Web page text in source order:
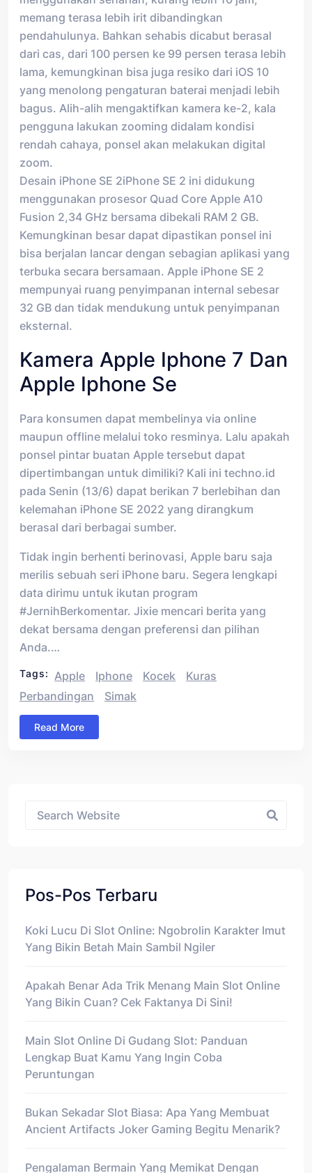
memang terasa lebih irit dibandingkan
pendahulunya. Bahkan sehabis dicabut berasal
dari cas, dari 100 persen ke 99 persen terasa lebih
lama, kemungkinan bisa juga resiko dari iOS 10
yang menolong pengaturan baterai menjadi lebih
bagus. Alih-alih mengaktifkan kamera ke-2, kala
pengguna lakukan zooming didalam kondisi
rendah cahaya, ponsel akan melakukan digital
zoom.
Desain iPhone SE 2iPhone SE 2 ini didukung
menggunakan prosesor Quad Core Apple A10
Fusion 2,34 GHz bersama dibekali RAM 2 GB.
Kemungkinan besar dapat dipastikan ponsel ini
bisa berjalan lancar dengan sebagian aplikasi yang
terbuka secara bersamaan. Apple iPhone SE 2
mempunyai ruang penyimpanan internal sebesar
32 GB dan tidak mendukung untuk penyimpanan
eksternal.
Kamera Apple Iphone 7 Dan
Apple Iphone Se
Para konsumen dapat membelinya via online
maupun offline melalui toko resminya. Lalu apakah
ponsel pintar buatan Apple tersebut dapat
dipertimbangan untuk dimiliki? Kali ini techno.id
pada Senin (13/6) dapat berikan 7 berlebihan dan
kelemahan iPhone SE 2022 yang dirangkum
berasal dari berbagai sumber.
Tidak ingin berhenti berinovasi, Apple baru saja
merilis sebuah seri iPhone baru. Segera lengkapi
data dirimu untuk ikutan program
#JernihBerkomentar. Jixie mencari berita yang
dekat bersama dengan preferensi dan pilihan
Anda.…
Tags: Apple Iphone Kocek
Kuras
Perbandingan
Simak
Read More
Pos-Pos Terbaru
Koki Lucu Di Slot Online: Ngobrolin Karakter Imut
Yang Bikin Betah Main Sambil Ngiler
Apakah Benar Ada Trik Menang Main Slot Online
Yang Bikin Cuan? Cek Faktanya Di Sini!
Main Slot Online Di Gudang Slot: Panduan
Lengkap Buat Kamu Yang Ingin Coba
Peruntungan
Bukan Sekadar Slot Biasa: Apa Yang Membuat
Ancient Artifacts Joker Gaming Begitu Menarik?
Pengalaman Bermain Yang Memikat Dengan